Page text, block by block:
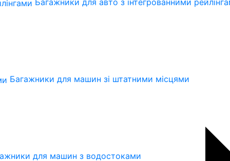
Багажники для авто з інтегрованними
Багажники для машин зі штатними місцями
для машин з водостоками